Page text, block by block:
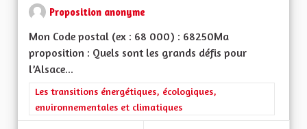
Proposition anonyme
Mon Code postal (ex : 68 000) : 68250Ma
proposition : Quels sont les grands défis pour
l’Alsace...
Filtrer les résultats de la catégorie : Les transitions
Les transitions énergétiques, écologiques,
environnementales et climatiques